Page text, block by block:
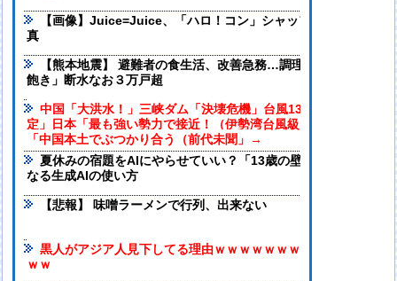
【画像】Juice=Juice、「ハロ！コン」シャッフル衣装で集合
真
【熊本地震】 避難者の食生活、改善急務…調理できず「パン飽
飽き」断水なお３万戸超
中国「大洪水！」三峡ダム「決壊危機」台風13号「三峡直撃確
定」日本「最も強い勢力で接近！（伊勢湾台風級」台風13号と15
「中国本土でぶつかり合う（前代未聞」→
夏休みの宿題をAIにやらせていい？「13歳の壁」と子どもが賢
なる生成AIの使い方
【悲報】 味噌ラーメンで行列、出来ない
黒人がアジア人見下してる理由ｗｗｗｗｗｗｗｗｗｗｗｗｗｗ
ｗｗ